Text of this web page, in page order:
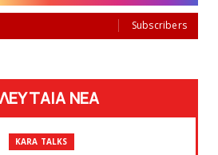
Subscribers
ΝΕΑ
KARA TALKS